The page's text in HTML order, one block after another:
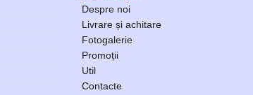
Despre noi
Livrare și achitare
Fotogalerie
Promoții
Util
Contacte